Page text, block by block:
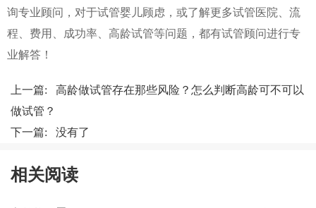
询专业顾问，对于试管婴儿顾虑，或了解更多试管医院、流
程、费用、成功率、高龄试管等问题，都有试管顾问进行专
业解答！
上一篇: 高龄做试管存在那些风险？怎么判断高龄可不可以
做试管？
下一篇: 没有了
相关阅读